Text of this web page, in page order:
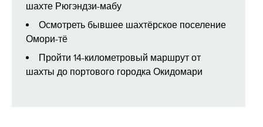
шахте Рюгэндзи-мабу
Осмотреть бывшее шахтёрское поселение
Омори-тё
Пройти 14-километровый маршрут от
шахты до портового городка Окидомари